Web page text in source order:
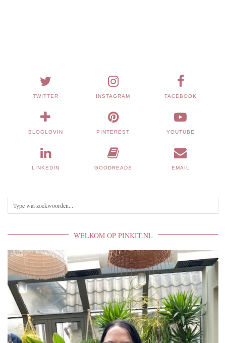
TWITTER INSTAGRAM FACEBOOK
BLOGLOVIN PINTEREST YOUTUBE
LINKEDIN GOODREADS EMAIL
WELKOM OP PINKIT.NL